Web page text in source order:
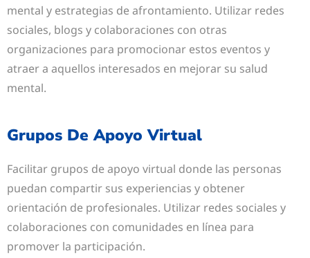
mental y estrategias de afrontamiento. Utilizar redes
sociales, blogs y colaboraciones con otras
organizaciones para promocionar estos eventos y
atraer a aquellos interesados en mejorar su salud
mental.
Grupos De Apoyo Virtual
Facilitar grupos de apoyo virtual donde las personas
puedan compartir sus experiencias y obtener
orientación de profesionales. Utilizar redes sociales y
colaboraciones con comunidades en línea para
promover la participación.